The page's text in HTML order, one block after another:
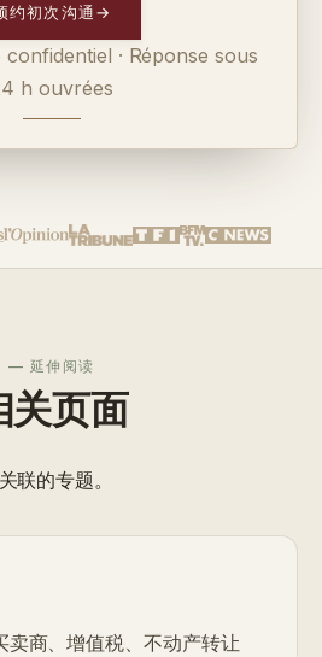
约初次沟通→
· Réponse sous
h ouvrées
— 延伸阅读
关页面
联的专题。
卖商、增值税、不动产转让